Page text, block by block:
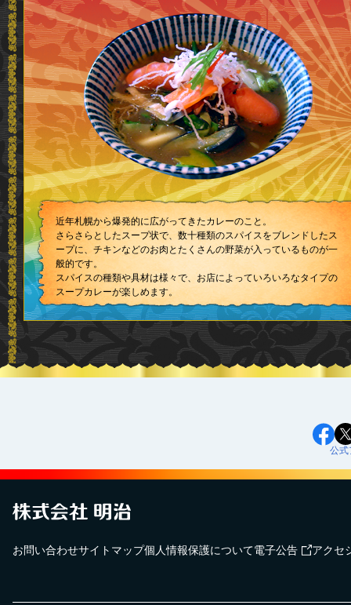
近年札幌から爆発的に広がってきたカレーのこと。
さらさらとしたスープ状で、数十種類のスパイスをブレンドしたス
ープに、チキンなどのお肉とたくさんの野菜が入っているものが一
般的です。
スパイスの種類や具材は様々で、お店によっていろいろなタイプの
スープカレーが楽しめます。
公式
お問い合わせサイトマップ個人情報保護について電子公告 アクセ